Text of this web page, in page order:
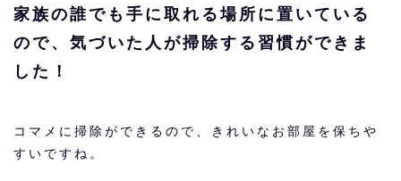
家族の誰でも手に取れる場所に置いている
ので、気づいた人が掃除する習慣ができま
した！
コマメに掃除ができるので、きれいなお部屋を保ちや
すいですね。